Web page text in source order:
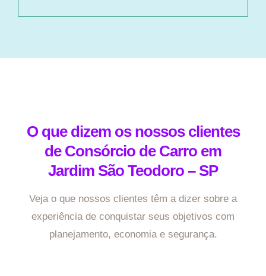
O que dizem os nossos clientes
de Consórcio de Carro em
Jardim São Teodoro – SP
Veja o que nossos clientes têm a dizer sobre a
experiência de conquistar seus objetivos com
planejamento, economia e segurança.